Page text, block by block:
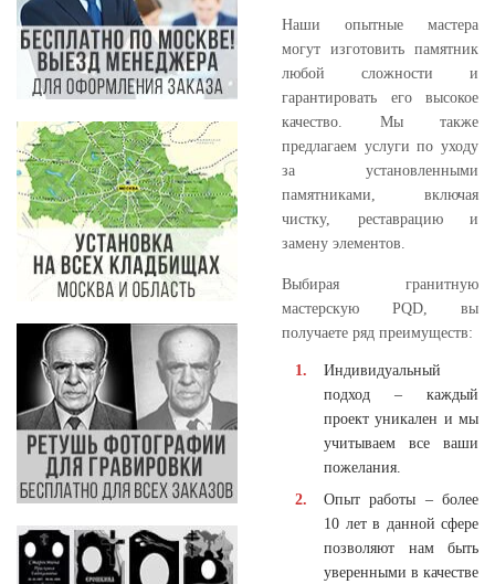
Наши опытные мастера
могут изготовить памятник
любой сложности и
гарантировать его высокое
качество. Мы также
предлагаем услуги по уходу
за установленными
памятниками, включая
чистку, реставрацию и
замену элементов.
Выбирая гранитную
мастерскую PQD, вы
получаете ряд преимуществ:
Индивидуальный
подход – каждый
проект уникален и мы
учитываем все ваши
пожелания.
Опыт работы – более
10 лет в данной сфере
позволяют нам быть
уверенными в качестве